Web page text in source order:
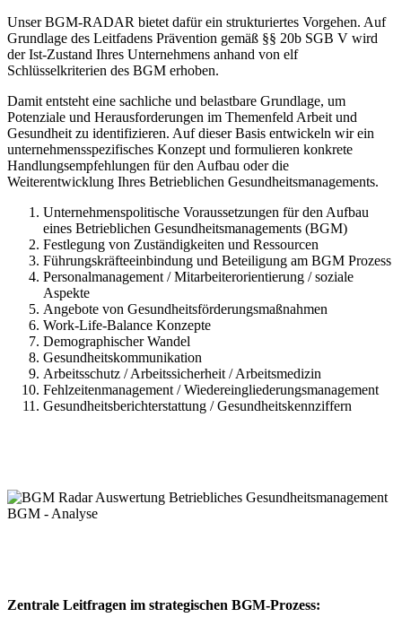
Unser BGM-RADAR bietet dafür ein strukturiertes Vorgehen. Auf
Grundlage des Leitfadens Prävention gemäß §§ 20b SGB V wird
der Ist-Zustand Ihres Unternehmens anhand von elf
Schlüsselkriterien des BGM erhoben.
Damit entsteht eine sachliche und belastbare Grundlage, um
Potenziale und Herausforderungen im Themenfeld Arbeit und
Gesundheit zu identifizieren. Auf dieser Basis entwickeln wir ein
unternehmensspezifisches Konzept und formulieren konkrete
Handlungsempfehlungen für den Aufbau oder die
Weiterentwicklung Ihres Betrieblichen Gesundheitsmanagements.
Unternehmenspolitische Voraussetzungen für den Aufbau
eines Betrieblichen Gesundheitsmanagements (BGM)
Festlegung von Zuständigkeiten und Ressourcen
Führungskräfteeinbindung und Beteiligung am BGM Prozess
Personalmanagement / Mitarbeiterorientierung / soziale
Aspekte
Angebote von Gesundheitsförderungsmaßnahmen
Work-Life-Balance Konzepte
Demographischer Wandel
Gesundheitskommunikation
Arbeitsschutz / Arbeitssicherheit / Arbeitsmedizin
Fehlzeitenmanagement / Wiedereingliederungsmanagement
Gesundheitsberichterstattung / Gesundheitskennziffern
Zentrale Leitfragen im strategischen BGM-Prozess: